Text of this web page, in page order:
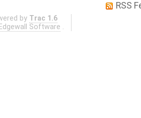
RSS
by Trac 1.6
Edgewall Software .